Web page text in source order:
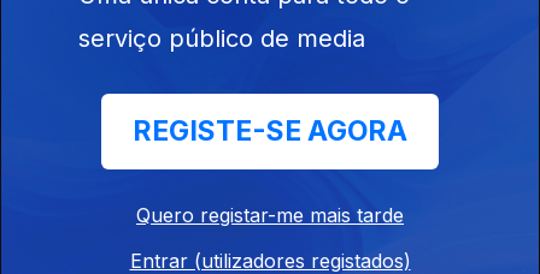
Manhãs de música nova
estúdio para falar sobre o novo single "Noite Inteira" e sobre
Manhãs de Feriado
serviço público de media
REGISTE-SE AGORA
Quero registar-me mais tarde
Entrar (utilizadores registados)